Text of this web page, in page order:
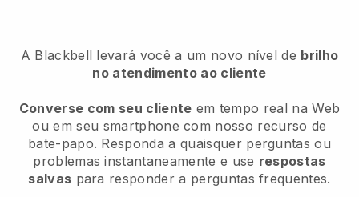
A Blackbell levará você a um novo nível de brilho
no atendimento ao cliente
Converse com seu cliente em tempo real na Web
ou em seu smartphone com nosso recurso de
bate-papo. Responda a quaisquer perguntas ou
problemas instantaneamente e use respostas
salvas para responder a perguntas frequentes.